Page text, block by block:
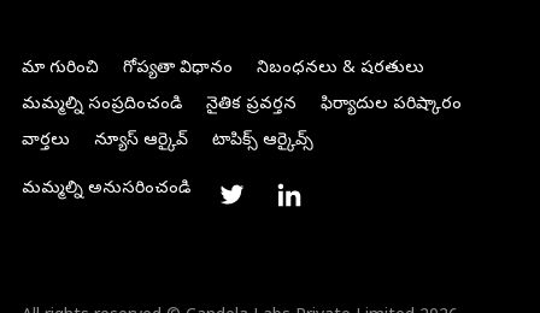
మా గురించి గోప్యతా విధానం
నిబంధనలు & షరతులు
మమ్మల్ని సంప్రదించండి
నైతిక ప్రవర్తన
ఫిర్యాదుల పరిష్కారం
వార్తలు
న్యూస్ ఆర్కైవ్ టాపిక్స్ ఆర్కైవ్స్
మమ్మల్ని అనుసరించండి